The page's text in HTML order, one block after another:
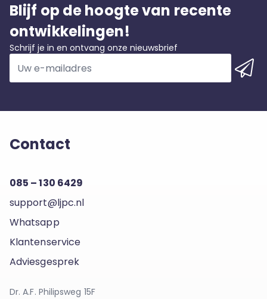
Blijf op de hoogte van recente
ontwikkelingen!
Schrijf je in en ontvang onze nieuwsbrief
Contact
085 – 130 6429
support@ljpc.nl
Whatsapp
Klantenservice
Adviesgesprek
Dr. A.F. Philipsweg 15F